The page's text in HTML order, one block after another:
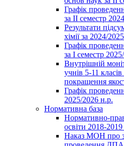
Графік
за ІІ семестр
Результати
хімії за 2024/
Графік
за І семестр
Внутрішній
учнів 5-11
покращення
Графік
2025/2026 н.р.
Нормативна база
Нормативно-
освіти 2018-
Наказ МОН про